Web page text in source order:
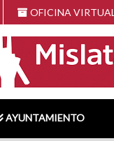
OFICINA
AYUNTAMIENTO